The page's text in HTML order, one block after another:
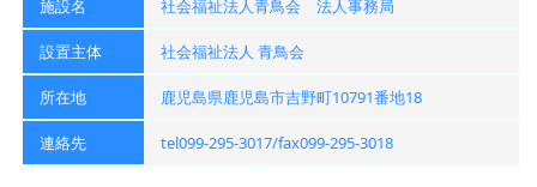
施設名 社会福祉法人青鳥会 法人事務局
設置主体 社会福祉法人 青鳥会
所在地 鹿児島県鹿児島市吉野町10791番地18
連絡先 tel099-295-3017/fax099-295-3018